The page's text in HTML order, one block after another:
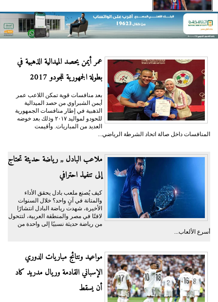
عمر أيمن يحصد الميدالية الذهبية في
بطولة الجمهورية للجودو 2017
بعد منافسات قوية تمكن اللاعب عمر
أيمن الشبراوي من حصد الميدالية
الذهبية في إطار منافسات الجمهورية
للحودو لمواليد ٢٠١٧ وذلك بعد خوضه
العديد من المباريات. وأقيمت
المنافسات داخل صالة اتحاد الشرطة الرياضي...
ملاعب البادل ,, رياضة حديثة تحتاج
إلى تنفيذ احترافي
كيف يُصنع ملعب بادل يحقق الأداء
والمتانة في آنٍ واحد؟ خلال السنوات
الأخيرة، شهدت رياضة البادل انتشارًا
لافتًا في مصر والمنطقة العربية، لتتحول
من رياضة حديثة نسبيًا إلى واحدة من
أسرع الألعاب...
مواعيد ونتائج مباريات الدوري
الإسباني القادمة وريال مدريد كاد
أن يسقط